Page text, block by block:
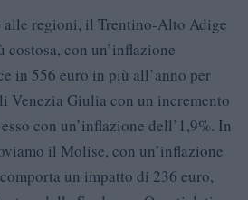
alle regioni, il Trentino-Alto Adige
costosa, con un’inflazione
in 556 euro in più all’anno per
Venezia Giulia con un incremento
con un’inflazione dell’1,9%. In
il Molise, con un’inflazione
un impatto di 236 euro,